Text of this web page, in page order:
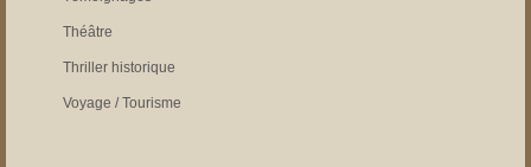
Théâtre
Thriller historique
Voyage / Tourisme